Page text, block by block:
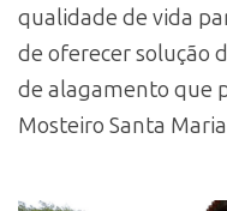
qualidade de vida
de oferecer solução
de alagamento que
Mosteiro Santa